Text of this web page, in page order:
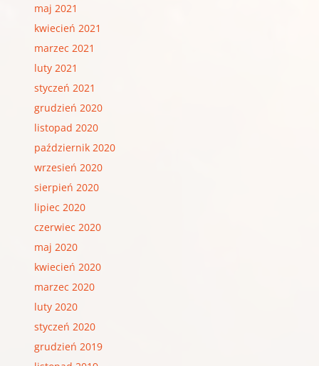
maj 2021
kwiecień 2021
marzec 2021
luty 2021
styczeń 2021
grudzień 2020
listopad 2020
październik 2020
wrzesień 2020
sierpień 2020
lipiec 2020
czerwiec 2020
maj 2020
kwiecień 2020
marzec 2020
luty 2020
styczeń 2020
grudzień 2019